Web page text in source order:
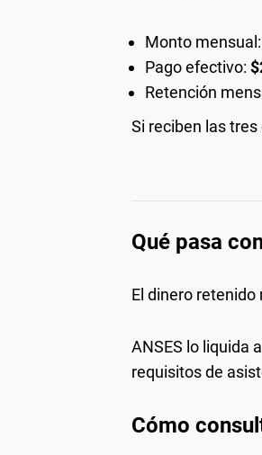
Monto mensual:
Pago efectivo:
Retención
Si reciben las
Qué pasa
El dinero retenido
ANSES lo liquida
requisitos de
Cómo